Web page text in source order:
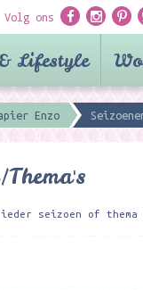
Volg ons
Lifestyle
Enzo
Thema's
ieder seizoen of